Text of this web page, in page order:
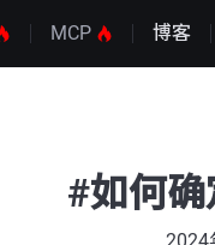
MCP 博客
#如何